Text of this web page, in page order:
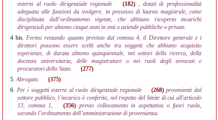
esterni al ruolo dirigenziale regionale
(182), dotati di professionalità
adeguata alle funzioni da svolgere, in possesso di laurea magistrale, come
disciplinata dall’ordinamento vigente, che abbiano ricoperto incarichi
dirigenziali per almeno cinque anni in enti o aziende pubbliche o private.
4 bis.Fermo restando quanto previsto dal comma 4, il Direttore generale e i
direttori possono essere scelti anche tra soggetti che abbiano acquisito
esperienze, di durata almeno quinquennale, nei settori della ricerca, della
docenza universitaria, delle magistrature o nei ruoli degli avvocati e
procuratori dello Stato.
(277)
5. Abrogato.
(375)
6. Per i soggetti esterni al ruolo dirigenziale regionale (268)provenienti dal
settore pubblico, l’incarico è conferito, nel rispetto del limite di cui all'articolo
13, comma 1,
(356) previo collocamento in aspettativa o fuori ruolo,
secondo l’ordinamento dell’amministrazione di provenienza.